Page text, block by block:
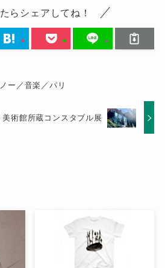
らシェアしてね！
ー／音楽／パリ
美術館所蔵コンスタブル展